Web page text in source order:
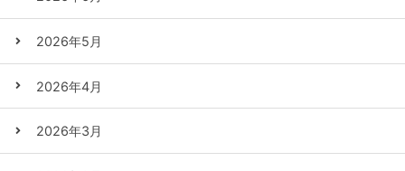
2026年5月
2026年4月
2026年3月